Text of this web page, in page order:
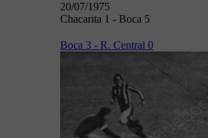
20/07/1975
Chacarita 1 - Boca 5
Boca 3 - R. Central 0